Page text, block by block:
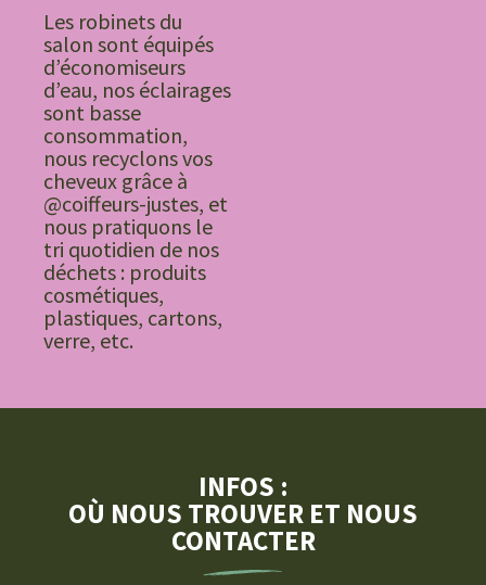
Les robinets du
salon sont équipés
d’économiseurs
d’eau, nos éclairages
sont basse
consommation,
nous recyclons vos
cheveux grâce à
@coiffeurs-justes, et
nous pratiquons le
tri quotidien de nos
déchets : produits
cosmétiques,
plastiques, cartons,
verre, etc.
INFOS :
OÙ NOUS TROUVER ET NOUS
CONTACTER